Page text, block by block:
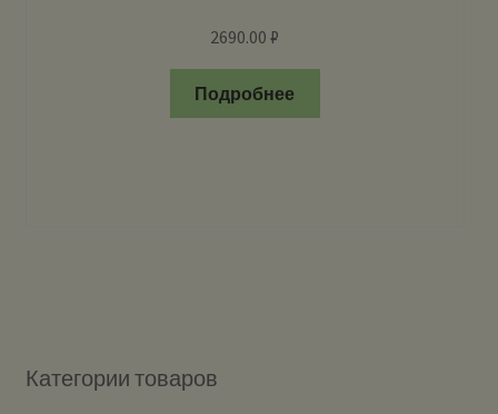
2690.00₽
Подробнее
Категории товаров